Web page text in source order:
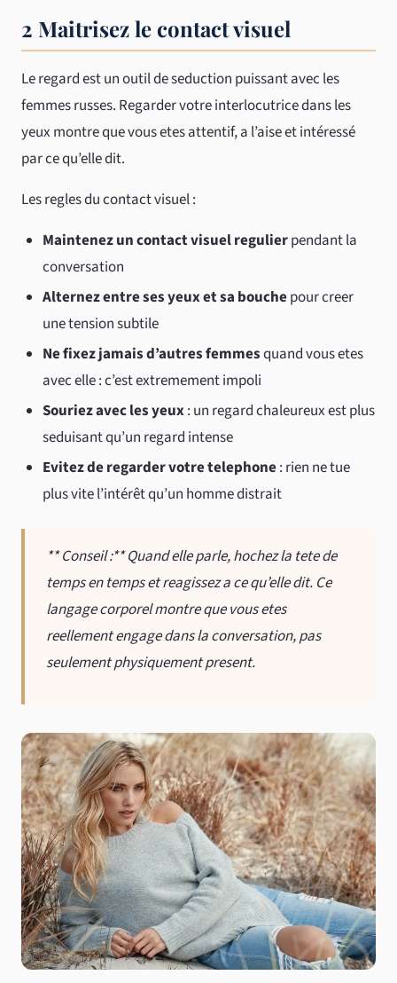
2 Maitrisez le contact visuel
Le regard est un outil de seduction puissant avec les
femmes russes. Regarder votre interlocutrice dans les
yeux montre que vous etes attentif, a l’aise et intéressé
par ce qu’elle dit.
Les regles du contact visuel :
Maintenez un contact visuel regulierpendant la
conversation
Alternez entre ses yeux et sa bouchepour creer
une tension subtile
Ne fixez jamais d’autres femmesquand vous etes
avec elle : c’est extremement impoli
Souriez avec les yeux: un regard chaleureux est plus
seduisant qu’un regard intense
Evitez de regarder votre telephone: rien ne tue
plus vite l’intérêt qu’un homme distrait
** Conseil :** Quand elle parle, hochez la tete de
temps en temps et reagissez a ce qu’elle dit. Ce
langage corporel montre que vous etes
reellement engage dans la conversation, pas
seulement physiquement present.